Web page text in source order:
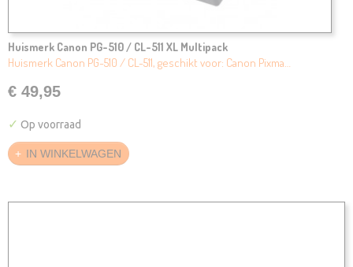
Huismerk Canon PG-510 / CL-511 XL Multipack
Huismerk Canon PG-510 / CL-511, geschikt voor: Canon Pixma…
€ 49,95
✓ Op voorraad
IN WINKELWAGEN